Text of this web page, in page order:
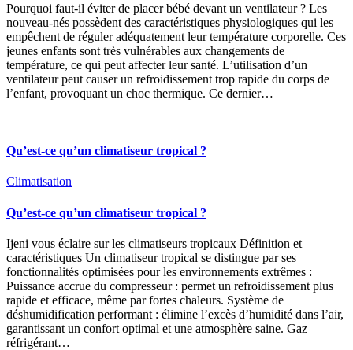
Pourquoi faut-il éviter de placer bébé devant un ventilateur ? Les
nouveau-nés possèdent des caractéristiques physiologiques qui les
empêchent de réguler adéquatement leur température corporelle. Ces
jeunes enfants sont très vulnérables aux changements de
température, ce qui peut affecter leur santé. L’utilisation d’un
ventilateur peut causer un refroidissement trop rapide du corps de
l’enfant, provoquant un choc thermique. Ce dernier…
Qu’est-ce qu’un climatiseur tropical ?
Climatisation
Qu’est-ce qu’un climatiseur tropical ?
Ijeni vous éclaire sur les climatiseurs tropicaux Définition et
caractéristiques Un climatiseur tropical se distingue par ses
fonctionnalités optimisées pour les environnements extrêmes :
Puissance accrue du compresseur : permet un refroidissement plus
rapide et efficace, même par fortes chaleurs. Système de
déshumidification performant : élimine l’excès d’humidité dans l’air,
garantissant un confort optimal et une atmosphère saine. Gaz
réfrigérant…